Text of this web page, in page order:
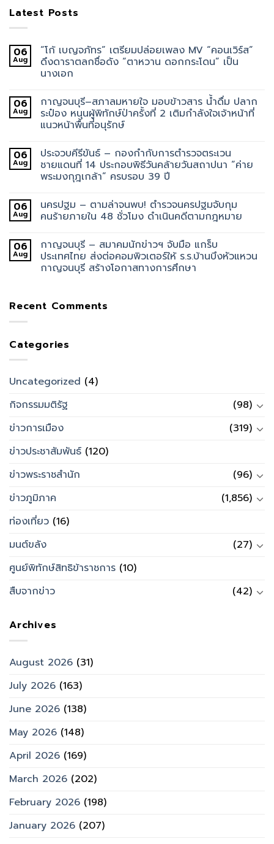
Latest Posts
06
Aug
“โก้ เบญจภัทร” เตรียมปล่อยเพลง MV “คอนเวิร์ส”
ดึงดาราตลกชื่อดัง “ตาหวาน ดอกกระโดน” เป็น
นางเอก
06
Aug
กาญจนบุรี–สภาลมหายใจ มอบข้าวสาร น้ำดื่ม ปลาก
ระป๋อง หนุนผู้พิทักษ์ป่าครั้งที่ 2 เติมกำลังใจเจ้าหน้าที่
แนวหน้าพื้นที่อนุรักษ์
06
Aug
ประจวบคีรีขันธ์ – กองกำกับการตำรวจตระเวน
ชายแดนที่ 14 ประกอบพิธีวันคล้ายวันสถาปนา “ค่าย
พระมงกุฎเกล้า” ครบรอบ 39 ปี
06
Aug
นครปฐม – ตามล่าจนพบ! ตำรวจนครปฐมจับกุม
คนร้ายภายใน 48 ชั่วโมง ดำเนินคดีตามกฎหมาย
06
Aug
กาญจนบุรี – สมาคมนักข่าวฯ จับมือ แกร็บ
ประเทศไทย ส่งต่อคอมพิวเตอร์ให้ ร.ร.บ้านบึงหัวแหวน
กาญจนบุรี สร้างโอกาสทางการศึกษา
Recent Comments
Categories
Uncategorized (4)
กิจกรรมมติรัฐ
(98)
ข่าวการเมือง
(319)
ข่าวประชาสัมพันธ์ (120)
ข่าวพระราชสำนัก
(96)
ข่าวภูมิภาค
(1,856)
ท่องเที่ยว (16)
มนต์ขลัง
(27)
ศูนย์พิทักษ์สิทธิข้าราชการ (10)
สืบจากข่าว
(42)
Archives
August 2026 (31)
July 2026 (163)
June 2026 (138)
May 2026 (148)
April 2026 (169)
March 2026 (202)
February 2026 (198)
January 2026 (207)